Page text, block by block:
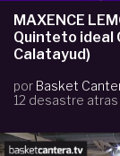
MAXENCE
Quinteto ideal
Calatayud)
por Basket
12 desastre atras